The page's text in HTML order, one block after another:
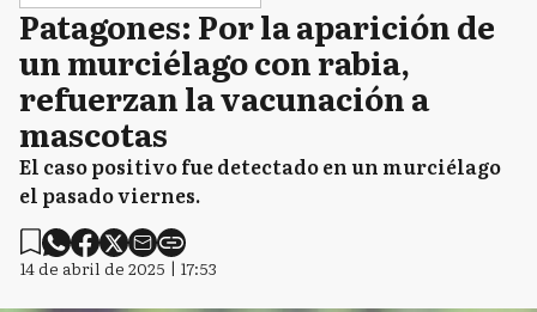
Patagones: Por la aparición de
un murciélago con rabia,
refuerzan la vacunación a
mascotas
El caso positivo fue detectado en un murciélago
el pasado viernes.
14 de abril de 2025 | 17:53